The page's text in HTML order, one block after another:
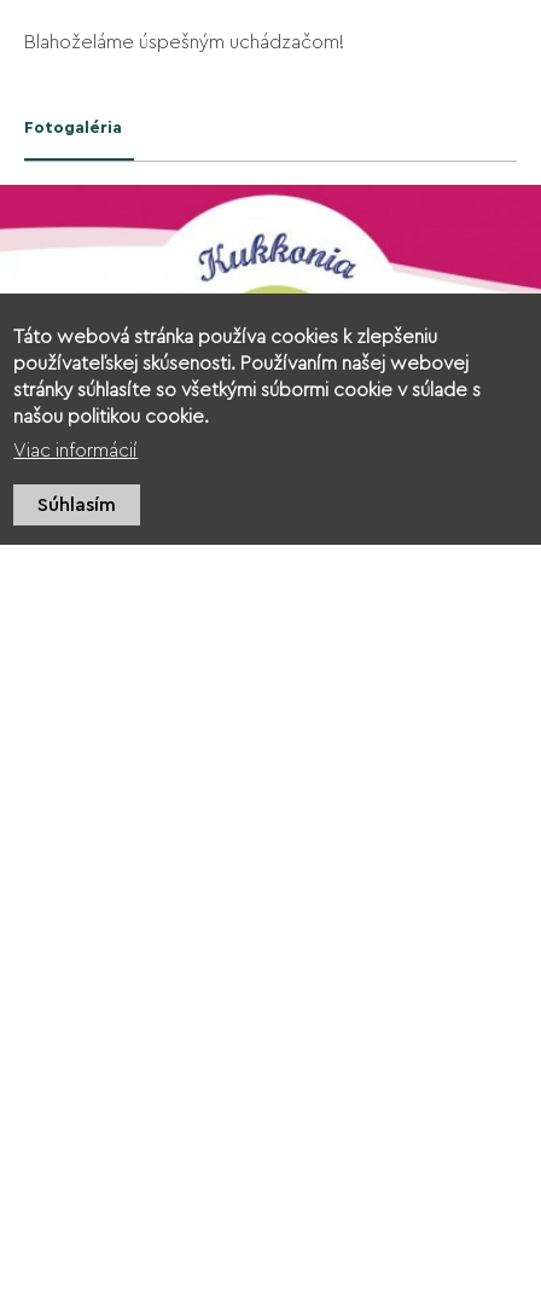
Blahoželáme úspešným uchádzačom!
Fotogaléria
Táto webová stránka používa cookies k zlepšeniu
používateľskej skúsenosti. Používaním našej webovej
stránky súhlasíte so všetkými súbormi cookie v súlade s
našou politikou cookie.
Viac informácií
Súhlasím